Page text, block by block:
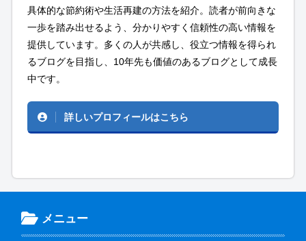
具体的な節約術や生活再建の方法を紹介。読者が前向きな
一歩を踏み出せるよう、分かりやすく信頼性の高い情報を
提供しています。多くの人が共感し、役立つ情報を得られ
るブログを目指し、10年先も価値のあるブログとして成長
中です。
詳しいプロフィールはこちら
メニュー